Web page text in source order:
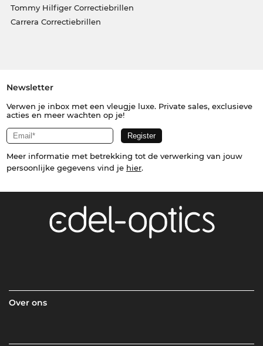
Tommy Hilfiger Correctiebrillen
Carrera Correctiebrillen
Newsletter
Verwen je inbox met een vleugje luxe. Private sales, exclusieve
acties en meer wachten op je!
Meer informatie met betrekking tot de verwerking van jouw
persoonlijke gegevens vind je hier.
Over ons